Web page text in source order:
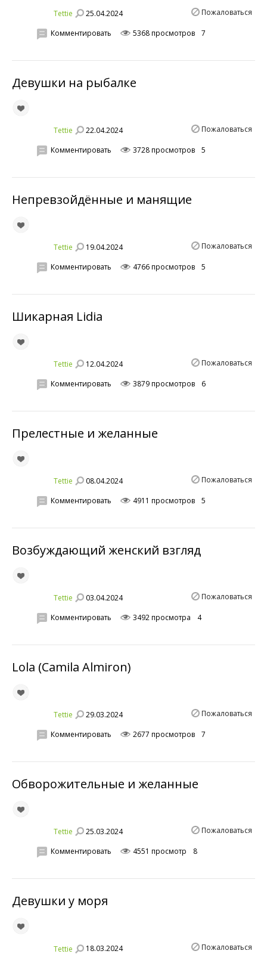
Tettie 25.04.2024 Пожаловаться
Комментировать 5368 просмотров 7
Девушки на рыбалке
Tettie 22.04.2024 Пожаловаться
Комментировать 3728 просмотров 5
Непревзойдённые и манящие
Tettie 19.04.2024 Пожаловаться
Комментировать 4766 просмотров 5
Шикарная Lidia
Tettie 12.04.2024 Пожаловаться
Комментировать 3879 просмотров 6
Прелестные и желанные
Tettie 08.04.2024 Пожаловаться
Комментировать 4911 просмотров 5
Возбуждающий женский взгляд
Tettie 03.04.2024 Пожаловаться
Комментировать 3492 просмотра 4
Lola (Camila Almiron)
Tettie 29.03.2024 Пожаловаться
Комментировать 2677 просмотров 7
Обворожительные и желанные
Tettie 25.03.2024 Пожаловаться
Комментировать 4551 просмотр 8
Девушки у моря
Tettie 18.03.2024 Пожаловаться